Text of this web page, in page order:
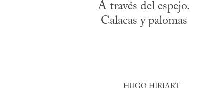
A través del espejo.
Calacas y palomas
HUGO HIRIART